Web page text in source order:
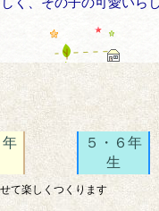
年
５・６年
生
て楽しくつくります